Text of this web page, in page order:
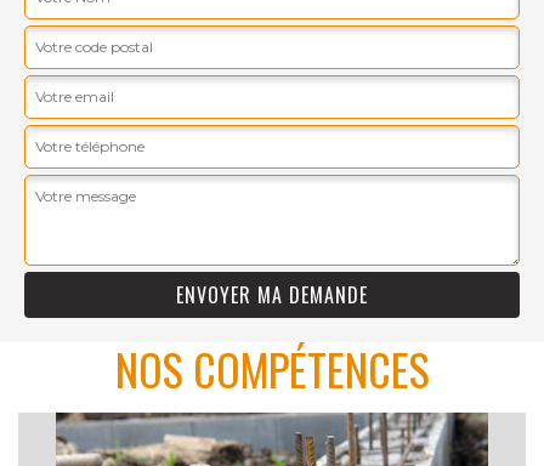
NOS COMPÉTENCES